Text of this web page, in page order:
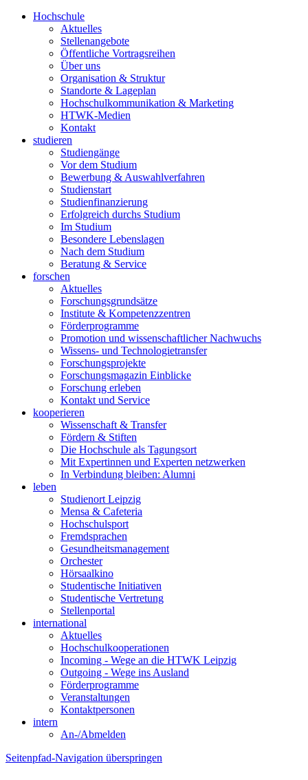
Hochschule
Aktuelles
Stellenangebote
Öffentliche Vortragsreihen
Über uns
Organisation & Struktur
Standorte & Lageplan
Hochschulkommunikation & Marketing
HTWK-Medien
Kontakt
studieren
Studiengänge
Vor dem Studium
Bewerbung & Auswahlverfahren
Studienstart
Studienfinanzierung
Erfolgreich durchs Studium
Im Studium
Besondere Lebenslagen
Nach dem Studium
Beratung & Service
forschen
Aktuelles
Forschungsgrundsätze
Institute & Kompetenzzentren
Förderprogramme
Promotion und wissenschaftlicher Nachwuchs
Wissens- und Technologietransfer
Forschungsprojekte
Forschungsmagazin Einblicke
Forschung erleben
Kontakt und Service
kooperieren
Wissenschaft & Transfer
Fördern & Stiften
Die Hochschule als Tagungsort
Mit Expertinnen und Experten netzwerken
In Verbindung bleiben: Alumni
leben
Studienort Leipzig
Mensa & Cafeteria
Hochschulsport
Fremdsprachen
Gesundheitsmanagement
Orchester
Hörsaalkino
Studentische Initiativen
Studentische Vertretung
Stellenportal
international
Aktuelles
Hochschulkooperationen
Incoming - Wege an die HTWK Leipzig
Outgoing - Wege ins Ausland
Förderprogramme
Veranstaltungen
Kontaktpersonen
intern
An-/Abmelden
Seitenpfad-Navigation überspringen